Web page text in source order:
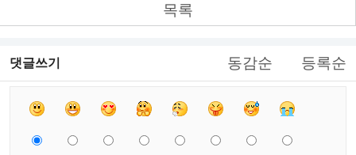
목록
댓글쓰기 동감순 등록순